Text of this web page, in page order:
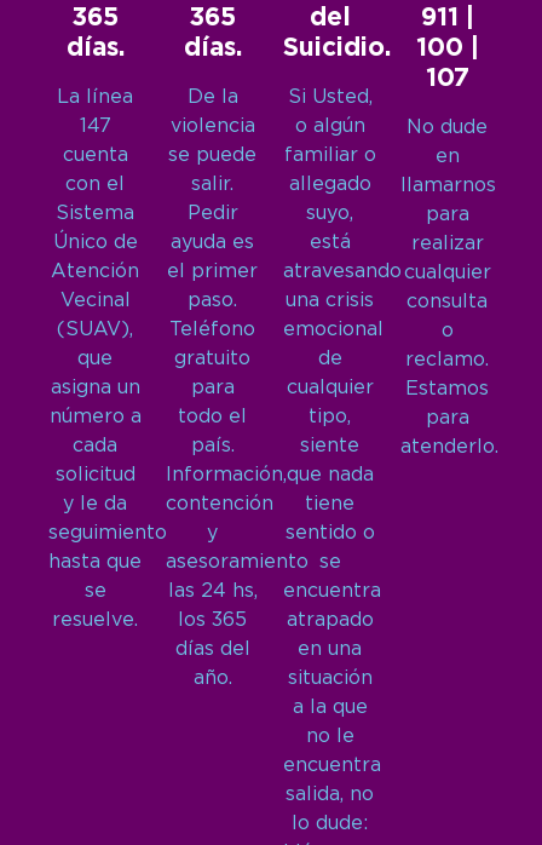
365
días.
La línea
147
cuenta
con el
Sistema
Único de
Atención
Vecinal
(SUAV),
que
asigna un
número a
cada
solicitud
y le da
seguimiento
hasta que
se
resuelve.
365
días.
De la
violencia
se puede
salir.
Pedir
ayuda es
el primer
paso.
Teléfono
gratuito
para
todo el
país.
Información,
contención
y
asesoramiento
las 24 hs,
los 365
días del
año.
del
Suicidio.
Si Usted,
o algún
familiar o
allegado
suyo,
está
atravesando
una crisis
emocional
de
cualquier
tipo,
siente
que nada
tiene
sentido o
se
encuentra
atrapado
en una
situación
a la que
no le
encuentra
salida, no
lo dude:
911 |
100 |
107
No dude
en
llamarnos
para
realizar
cualquier
consulta
o
reclamo.
Estamos
para
atenderlo.